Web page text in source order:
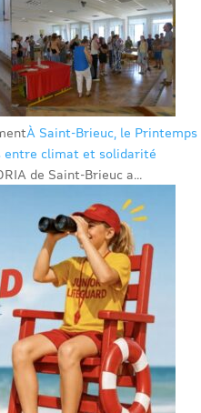
À Saint-Brieuc, le Printemps
entre climat et solidarité
de Saint-Brieuc a...